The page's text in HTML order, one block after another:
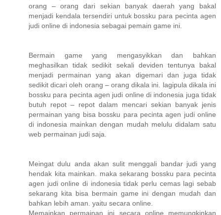
orang – orang dari sekian banyak daerah yang bakal
menjadi kendala tersendiri untuk bossku para pecinta agen
judi online di indonesia sebagai pemain game ini.
Bermain game yang mengasyikkan dan bahkan
meghasilkan tidak sedikit sekali deviden tentunya bakal
menjadi permainan yang akan digemari dan juga tidak
sedikit dicari oleh orang – orang dikala ini. lagipula dikala ini
bossku para pecinta agen judi online di indonesia juga tidak
butuh repot – repot dalam mencari sekian banyak jenis
permainan yang bisa bossku para pecinta agen judi online
di indonesia mainkan dengan mudah melulu didalam satu
web permainan judi saja.
Meingat dulu anda akan sulit menggali bandar judi yang
hendak kita mainkan. maka sekarang bossku para pecinta
agen judi online di indonesia tidak perlu cemas lagi sebab
sekarang kita bisa bermain game ini dengan mudah dan
bahkan lebih aman. yaitu secara online.
Memainkan permainan ini secara online memungkinkan